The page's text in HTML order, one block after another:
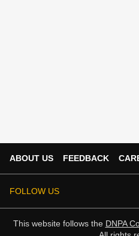
ABOUT US FEEDBACK
FOLLOW US
This website follows the DNPA